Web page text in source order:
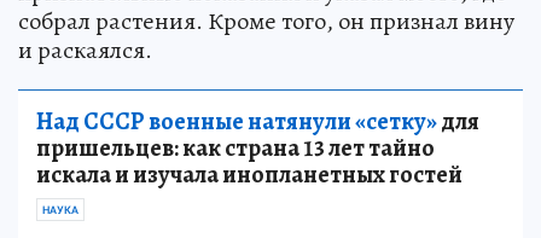
собрал растения. Кроме того, он признал вину
и раскаялся.
Над СССР военные натянули «сетку»для
пришельцев: как страна 13 лет тайно
искала и изучала инопланетных гостей
НАУКА